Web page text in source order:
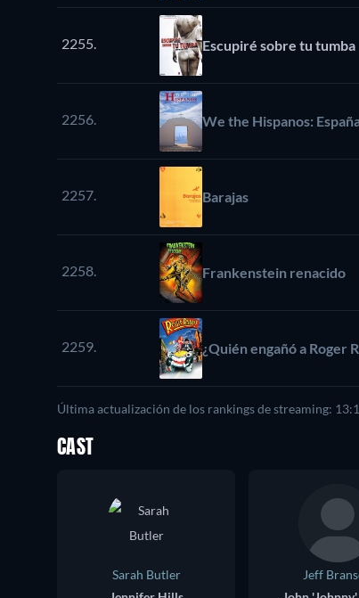
2255. Escupiré sobre tu tumba
2256. We the Hispanos:
2257. Barajas
2258. Frankenstein renacido
2259. ¿Quién engañó a Roger
Última actualización de los rankings de streaming:
CAST
Sarah Butler
Jeff